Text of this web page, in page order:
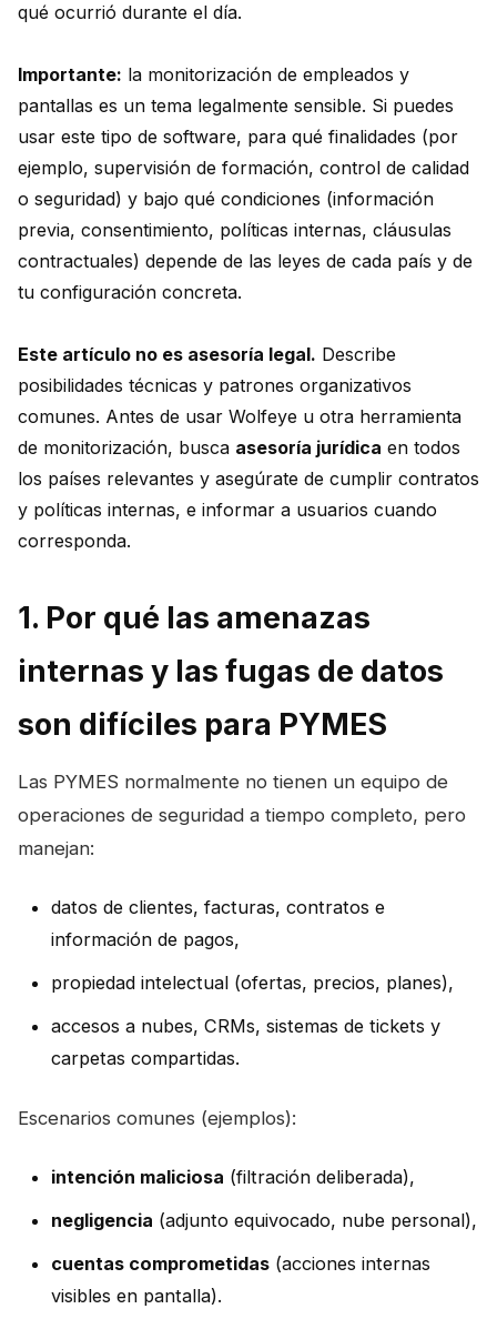
qué ocurrió durante el día.
Importante: la monitorización de empleados y
pantallas es un tema legalmente sensible. Si puedes
usar este tipo de software, para qué finalidades (por
ejemplo, supervisión de formación, control de calidad
o seguridad) y bajo qué condiciones (información
previa, consentimiento, políticas internas, cláusulas
contractuales) depende de las leyes de cada país y de
tu configuración concreta.
Este artículo no es asesoría legal. Describe
posibilidades técnicas y patrones organizativos
comunes. Antes de usar Wolfeye u otra herramienta
de monitorización, busca asesoría jurídica en todos
los países relevantes y asegúrate de cumplir contratos
y políticas internas, e informar a usuarios cuando
corresponda.
1. Por qué las amenazas
internas y las fugas de datos
son difíciles para PYMES
Las PYMES normalmente no tienen un equipo de
operaciones de seguridad a tiempo completo, pero
manejan:
datos de clientes, facturas, contratos e
información de pagos,
propiedad intelectual (ofertas, precios, planes),
accesos a nubes, CRMs, sistemas de tickets y
carpetas compartidas.
Escenarios comunes (ejemplos):
intención maliciosa (filtración deliberada),
negligencia (adjunto equivocado, nube personal),
cuentas comprometidas (acciones internas
visibles en pantalla).